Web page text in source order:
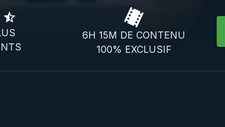
6H 15M DE CONTENU
100% EXCLUSIF